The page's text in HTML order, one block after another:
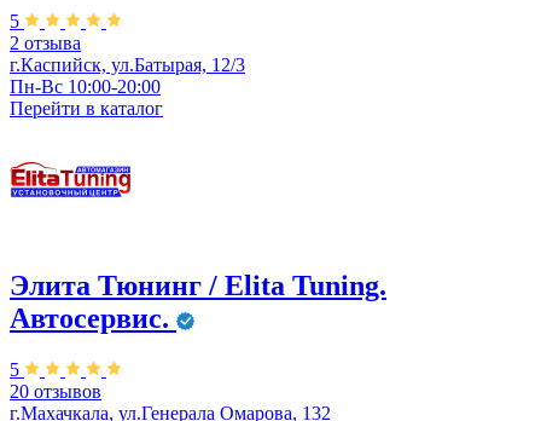
5
2 отзыва
г.Каспийск,​ ул.Батырая, 12/3
Пн-Вс 10:00-20:00
Перейти в каталог
Элита Тюнинг / Elita Tuning.
Автосервис.
5
20 отзывов
г.Махачкала, ул.Генерала Омарова, 132